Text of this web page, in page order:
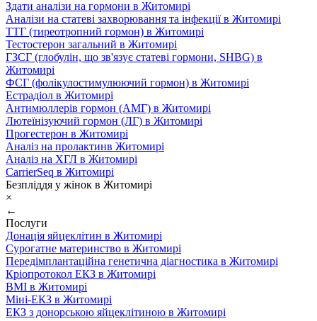
Здати аналізи на гормони в Житомирі
Аналізи на статеві захворювання та інфекції в Житомирі
ТТГ (тиреотропний гормон) в Житомирі
Тестостерон загальний в Житомирі
ГЗСГ (глобулін, що зв'язує статеві гормони, SHBG) в
Житомирі
ФСГ (фолікулостимулюючий гормон) в Житомирі
Естрадіол в Житомирі
Антимюллерів гормон (АМГ) в Житомирі
Лютеїнізуючий гормон (ЛГ) в Житомирі
Прогестерон в Житомирі
Аналіз на пролактинв Житомирі
Аналіз на ХГЛ в Житомирі
CarrierSeq в Житомирі
Безпліддя у жінок в Житомирі
×
←
Послуги
Донація яйцеклітин в Житомирі
Сурогатне материнство в Житомирі
Передімплантаційна генетична діагностика в Житомирі
Кріопротокол ЕКЗ в Житомирі
ВМІ в Житомирі
Міні-ЕКЗ в Житомирі
ЕКЗ з донорською яйцеклітиною в Житомирі